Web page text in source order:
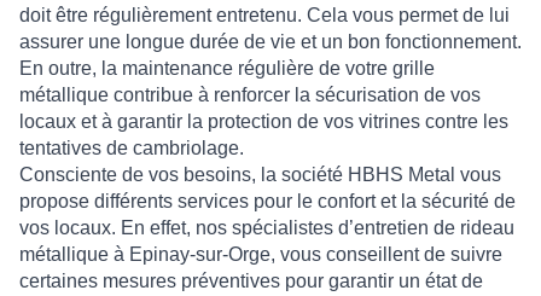
doit être régulièrement entretenu. Cela vous permet de lui
assurer une longue durée de vie et un bon fonctionnement.
En outre, la maintenance régulière de votre grille
métallique contribue à renforcer la sécurisation de vos
locaux et à garantir la protection de vos vitrines contre les
tentatives de cambriolage.
Consciente de vos besoins, la société HBHS Metal vous
propose différents services pour le confort et la sécurité de
vos locaux. En effet, nos spécialistes d’entretien de rideau
métallique à Epinay-sur-Orge, vous conseillent de suivre
certaines mesures préventives pour garantir un état de